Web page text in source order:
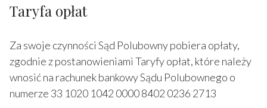
Taryfa opłat
Za swoje czynności Sąd Polubowny pobiera opłaty,
zgodnie z postanowieniami Taryfy opłat, które należy
wnosić na rachunek bankowy Sądu Polubownego o
numerze 33 1020 1042 0000 8402 0236 2713